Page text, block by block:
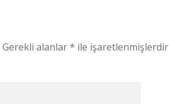
Gerekli alanlar* ile işaretlenmişlerdir